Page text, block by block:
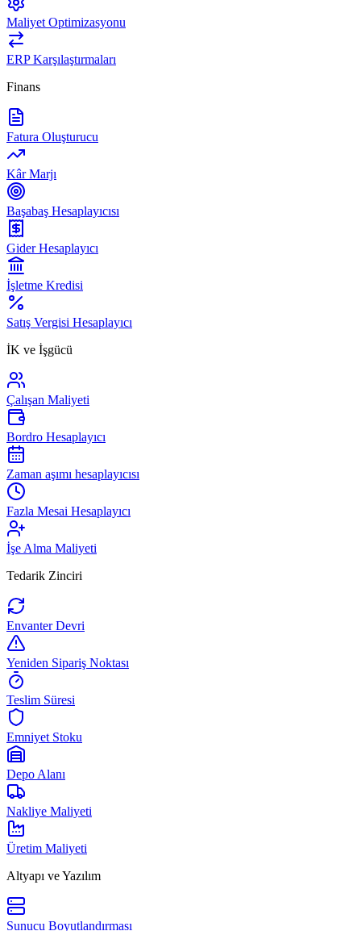
Maliyet Optimizasyonu
ERP Karşılaştırmaları
Finans
Fatura Oluşturucu
Kâr Marjı
Başabaş Hesaplayıcısı
Gider Hesaplayıcı
İşletme Kredisi
Satış Vergisi Hesaplayıcı
İK ve İşgücü
Çalışan Maliyeti
Bordro Hesaplayıcı
Zaman aşımı hesaplayıcısı
Fazla Mesai Hesaplayıcı
İşe Alma Maliyeti
Tedarik Zinciri
Envanter Devri
Yeniden Sipariş Noktası
Teslim Süresi
Emniyet Stoku
Depo Alanı
Nakliye Maliyeti
Üretim Maliyeti
Altyapı ve Yazılım
Sunucu Boyutlandırması